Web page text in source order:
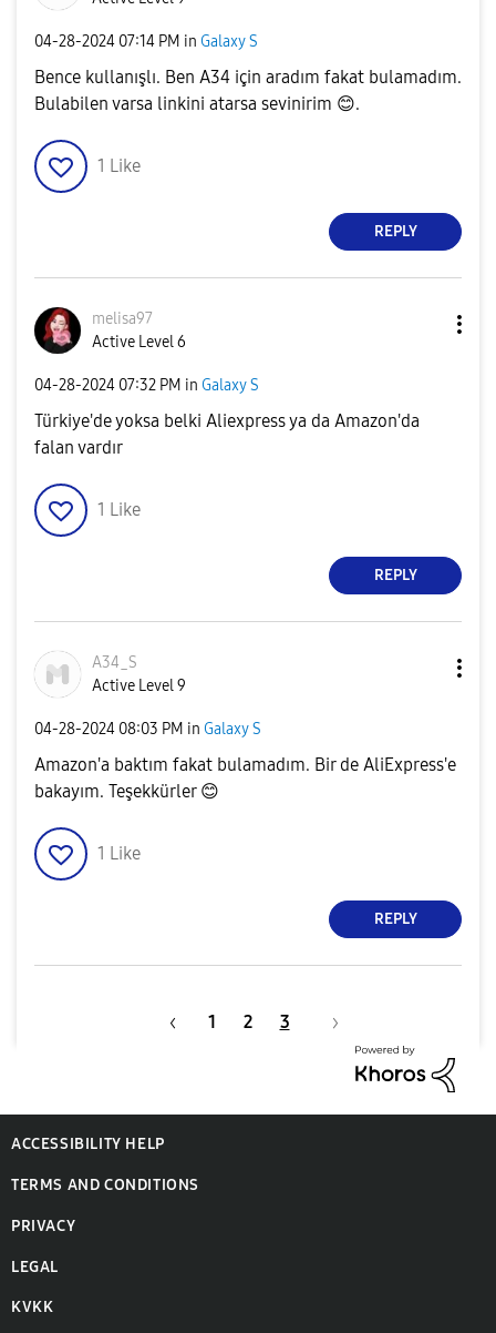
‎04-28-2024 07:14 PM in Galaxy S
Bence kullanışlı. Ben A34 için aradım fakat bulamadım.
Bulabilen varsa linkini atarsa sevinirim 😊.
1 Like
REPLY
melisa97
Active Level 6
‎04-28-2024 07:32 PM in Galaxy S
Türkiye'de yoksa belki Aliexpress ya da Amazon'da
falan vardır
1 Like
REPLY
A34_S
Active Level 9
‎04-28-2024 08:03 PM in Galaxy S
Amazon'a baktım fakat bulamadım. Bir de AliExpress'e
bakayım. Teşekkürler 😊
1 Like
REPLY
1 2 3
ACCESSIBILITY HELP
TERMS AND CONDITIONS
PRIVACY
LEGAL
KVKK